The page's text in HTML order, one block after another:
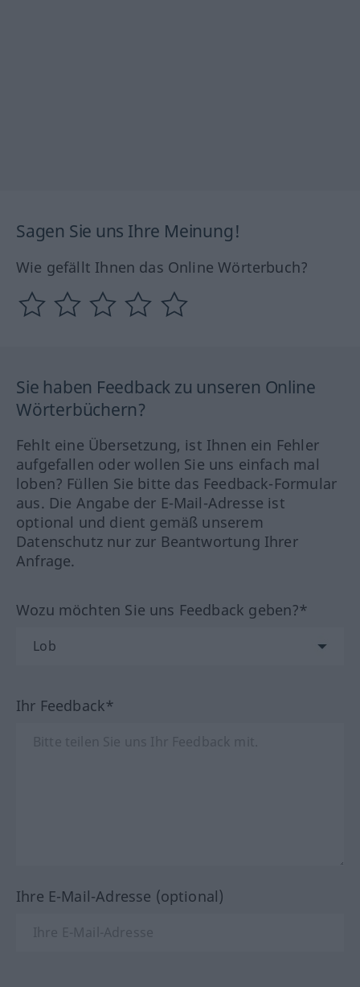
Sagen Sie uns Ihre Meinung!
Wie gefällt Ihnen das Online Wörterbuch?
Sie haben Feedback zu unseren Online
Wörterbüchern?
Fehlt eine Übersetzung, ist Ihnen ein Fehler
aufgefallen oder wollen Sie uns einfach mal
loben? Füllen Sie bitte das Feedback-Formular
aus. Die Angabe der E-Mail-Adresse ist
optional und dient gemäß unserem
Datenschutz nur zur Beantwortung Ihrer
Anfrage.
Wozu möchten Sie uns Feedback geben?*
Ihr Feedback*
Ihre E-Mail-Adresse (optional)